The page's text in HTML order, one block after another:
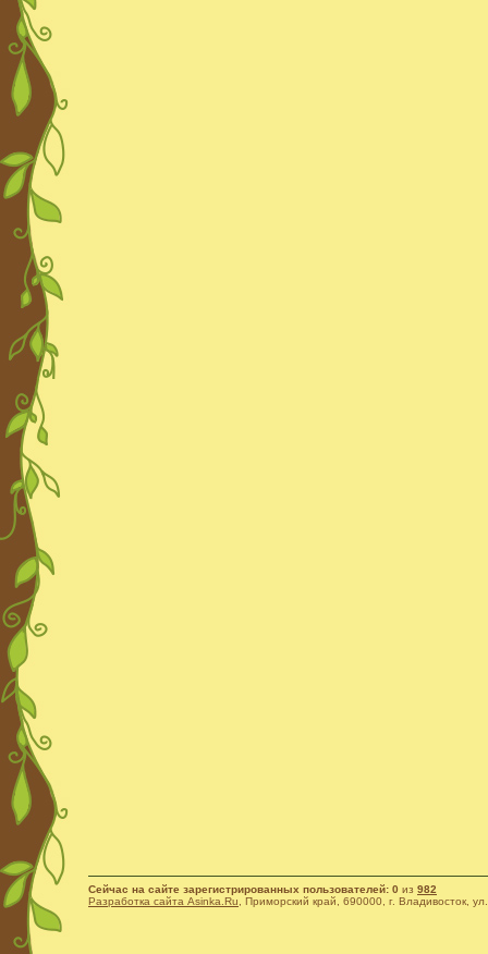
Сейчас на сайте зарегистрированных пользователей: 0 из 982
Разработка сайта Asinka.Ru , Приморский край, 690000, г. Владивосток,